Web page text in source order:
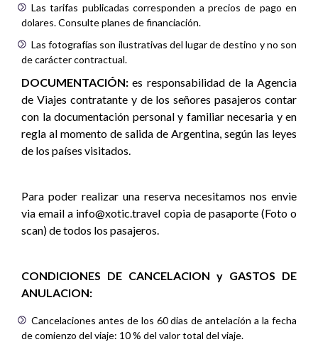
Las tarifas publicadas corresponden a precios de pago en
dolares. Consulte planes de financiación.
Las fotografías son ilustrativas del lugar de destino y no son
de carácter contractual.
DOCUMENTACIÓN: es responsabilidad de la Agencia
de Viajes contratante y de los señores pasajeros contar
con la documentación personal y familiar necesaria y en
regla al momento de salida de Argentina, según las leyes
de los países visitados.
Para poder realizar una reserva necesitamos nos envie
via email a info@xotic.travel copia de pasaporte (Foto o
scan) de todos los pasajeros.
CONDICIONES DE CANCELACION y GASTOS DE
ANULACION:
Cancelaciones antes de los 60 dias de antelación a la fecha
de comienzo del viaje: 10 % del valor total del viaje.